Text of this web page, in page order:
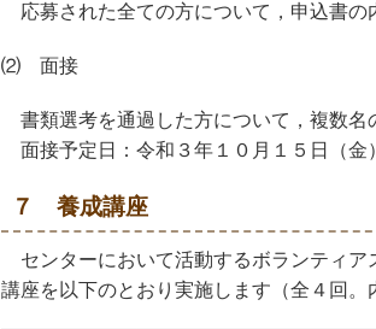
応募された全ての方について，申込書の
⑵ 面接
書類選考を通過した方について，複数名
面接予定日：令和３年１０月１５日（金
７ 養成講座
センターにおいて活動するボランティア
講座を以下のとおり実施します（全４回。